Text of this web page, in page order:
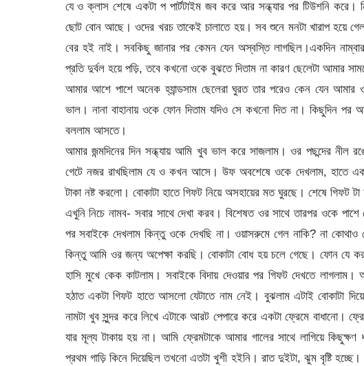
যে ও ক্লাস শেষে একটা প পার্টটাইম জব করে আর সন্ধ্যার পর টিউশনি
ছোট বোন আছে। ওদের খরচ তাকেই চালাতে হয়। সব শুনে মনটা খারাপ হয়ে
বের হই নাই। সবকিছু জানার পর কেমন যেন অস্বস্তি লাগছিল।একদিন
প্রতি দুর্বল হয়ে পড়ি, তবে কখনো ওকে বুঝতে দিতাম না কারণ ছেলেটা আমার
আমার আশে পাশে অনেক হ্যান্ডসাম ছেলেরা ঘুরত তার পরেও কেন যেন
ভাল। নানা বাহানায় ওকে ফোন দিতাম যদিও সে কখনো দিত না। কিছুদিন
বললাম আসতে।
আমার জন্মদিনের দিন সন্ধ্যায় আমি খুব ভাল করে সাজলাম। ওর পছন্দের নীল
গেটে নজর রাখছিলাম যে ও কখন আসে। উফ অবশেষে ওকে দেখলাম, হাতে
টাকা নষ্ট করলো। বোকাটা হাতে গিফট নিয়ে অসহায়ের মত ঘুরছে। শেষে
এখুনি নিচে নামব- সবার সাথে দেখা করব। বিশেষত ওর সাথে তারপর ওকে
পর সবাইকে দেখলাম কিন্তু ওকে দেখছি না। ওয়াসরুমে গেল নাকি? না
কিন্তু আমি ওর জন্য অপেক্ষা করছি। বোকাটা বোধ হয় চলে গেছে। ফোন যে
হাসি মুখে কেক কাটলাম। সবাইকে বিদায় দেওয়ার পর গিফট দেখতে
হঠাত একটা গিফট হাতে আসলো যেটাতে নাম নেই। বুঝলাম এটাই বোকাটা
নামটা খুব সুন্দর করে লিখে এটাকে আরট পেপারে করে একটা ফ্রেমে বাধানো।
যার মূল্য টাকায় হয় না। আমি ফ্রেমটাকে আমার গালের সাথে লাগিয়ে কিছুক্ষণ
প্রথম গাড়ি কিনে দিয়েছিল তখনো এতটা খুশী হইনি। রাত দুইটা, ঝুম বৃষ্টি হচ্ছে।